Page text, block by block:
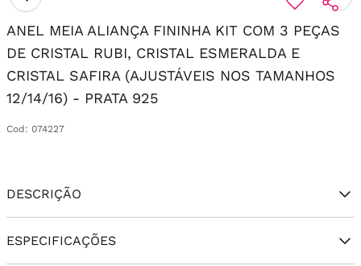
ANEL MEIA ALIANÇA FININHA KIT COM 3 PEÇAS
DE CRISTAL RUBI, CRISTAL ESMERALDA E
CRISTAL SAFIRA (AJUSTÁVEIS NOS TAMANHOS
12/14/16) - PRATA 925
Cod : 074227
DESCRIÇÃO
ESPECIFICAÇÕES